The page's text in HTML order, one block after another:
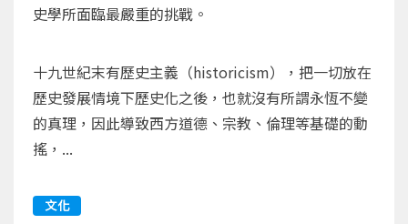
史學所面臨最嚴重的挑戰。
十九世紀末有歷史主義（historicism），把一切放在
歷史發展情境下歷史化之後，也就沒有所謂永恆不變
的真理，因此導致西方道德、宗教、倫理等基礎的動
搖，...
文化